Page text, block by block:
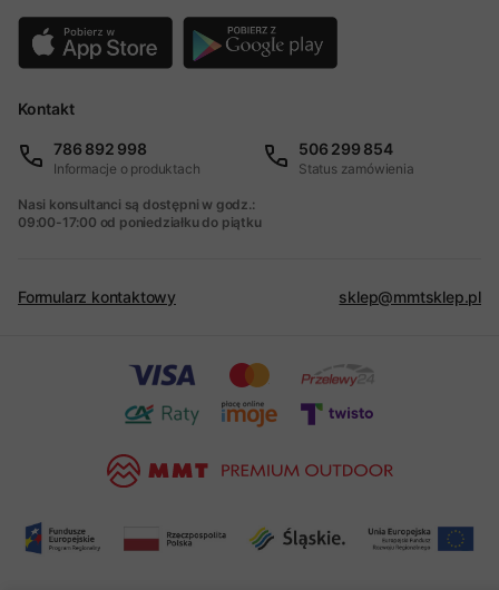
Kontakt
786 892 998
Informacje o produktach
506 299 854
Status zamówienia
Nasi konsultanci są dostępni w godz.:
09:00-17:00 od poniedziałku do piątku
Formularz kontaktowy sklep@mmtsklep.pl